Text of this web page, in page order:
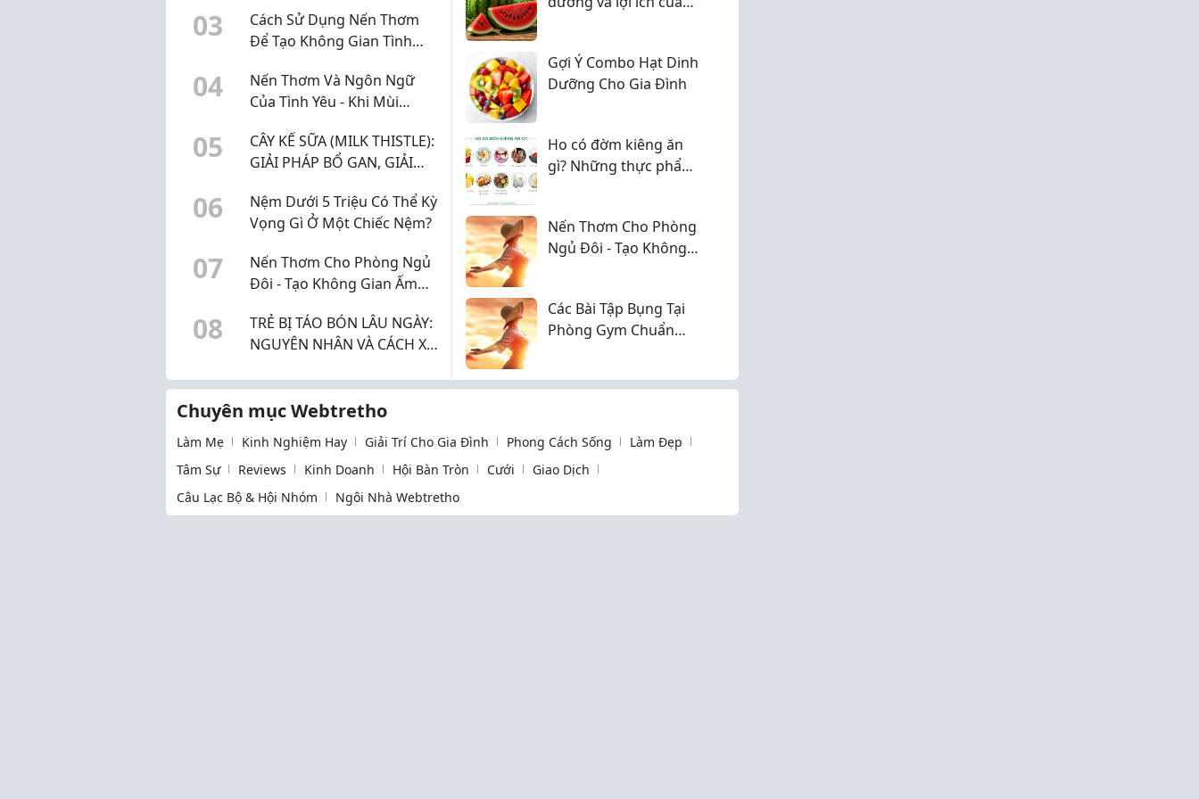
03
Cách Sử Dụng Nến Thơm
Để Tạo Không Gian Tình
04
Nến Thơm Và Ngôn Ngữ
Của Tình Yêu - Khi Mùi
Nói
05
CÂY KẾ SỮA (MILK THISTLE):
GIẢI PHÁP BỔ GAN, GIẢI
06
Nệm Dưới 5 Triệu Có Thể Kỳ
Vọng Gì Ở Một Chiếc Nệm?
07
Nến Thơm Cho Phòng Ngủ
Đôi - Tạo Không Gian Ấm
08
TRẺ BỊ TÁO BÓN LÂU NGÀY:
NGUYÊN NHÂN VÀ CÁCH XỬ
BỐ MẸ
Gợi Ý Combo Hạt Dinh
Dưỡng Cho Gia Đình
Ho có đờm kiêng ăn
gì? Những thực phẩm
Nến Thơm Cho Phòng
Ngủ Đôi - Tạo Không
Các Bài Tập Bụng Tại
Phòng Gym Chuẩn
Chuyên mục Webtretho
Làm Mẹ Kinh Nghiệm Hay Giải Trí Cho Gia Đình Phong Cách Sống
Làm Đẹp
Tâm Sự
Reviews Kinh Doanh Hội Bàn Tròn Cưới
Giao Dịch
Câu Lạc Bộ & Hội Nhóm
Ngôi Nhà Webtretho